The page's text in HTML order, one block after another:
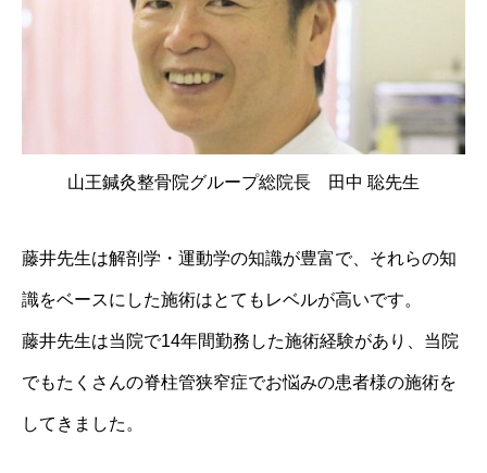
山王鍼灸整骨院グループ総院長 田中 聡先生
藤井先生は解剖学・運動学の知識が豊富で、それらの知
識をベースにした施術はとてもレベルが高いです。
藤井先生は当院で14年間勤務した施術経験があり、当院
でもたくさんの脊柱管狭窄症でお悩みの患者様の施術を
してきました。